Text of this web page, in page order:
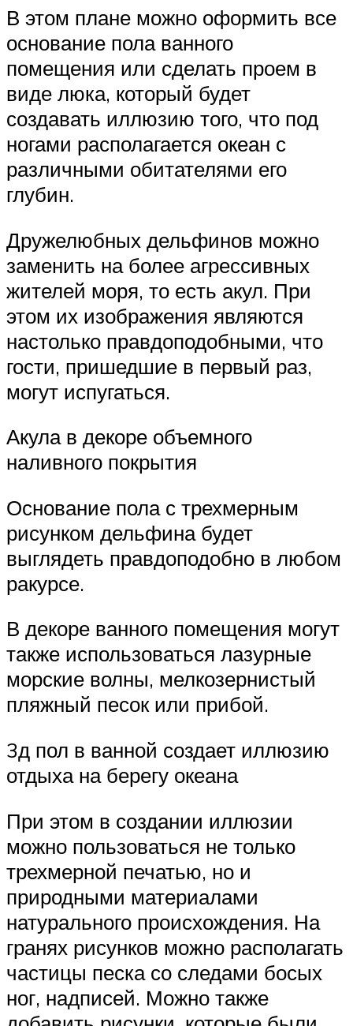
В этом плане можно оформить все
основание пола ванного
помещения или сделать проем в
виде люка, который будет
создавать иллюзию того, что под
ногами располагается океан с
различными обитателями его
глубин.
Дружелюбных дельфинов можно
заменить на более агрессивных
жителей моря, то есть акул. При
этом их изображения являются
настолько правдоподобными, что
гости, пришедшие в первый раз,
могут испугаться.
Акула в декоре объемного
наливного покрытия
Основание пола с трехмерным
рисунком дельфина будет
выглядеть правдоподобно в любом
ракурсе.
В декоре ванного помещения могут
также использоваться лазурные
морские волны, мелкозернистый
пляжный песок или прибой.
3д пол в ванной создает иллюзию
отдыха на берегу океана
При этом в создании иллюзии
можно пользоваться не только
трехмерной печатью, но и
природными материалами
натурального происхождения. На
гранях рисунков можно располагать
частицы песка со следами босых
ног, надписей. Можно также